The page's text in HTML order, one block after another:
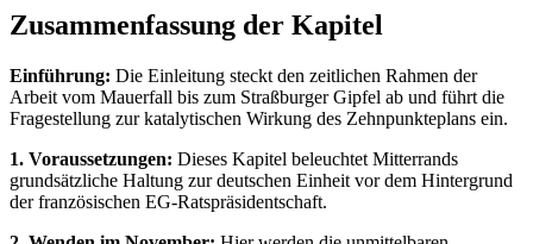
Zusammenfassung der Kapitel
Einführung: Die Einleitung steckt den zeitlichen Rahmen der
Arbeit vom Mauerfall bis zum Straßburger Gipfel ab und führt die
Fragestellung zur katalytischen Wirkung des Zehnpunkteplans ein.
1. Voraussetzungen: Dieses Kapitel beleuchtet Mitterrands
grundsätzliche Haltung zur deutschen Einheit vor dem Hintergrund
der französischen EG-Ratspräsidentschaft.